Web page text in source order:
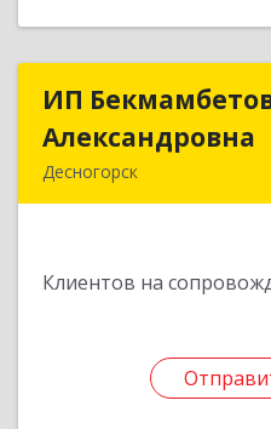
ИП
Александровна
Десногорск
Клиентов на
ИП